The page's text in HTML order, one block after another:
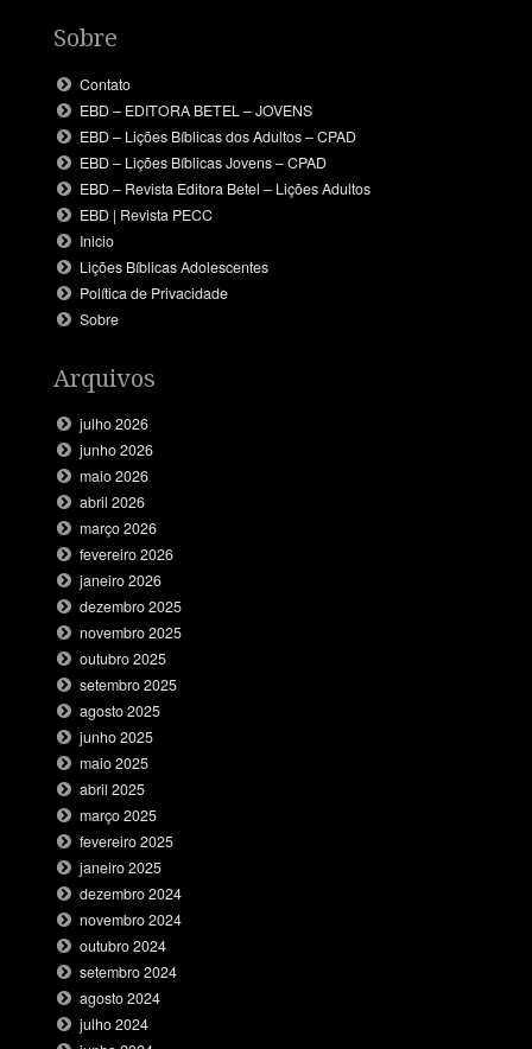
Sobre
Contato
EBD – EDITORA BETEL – JOVENS
EBD – Lições Bíblicas dos Adultos – CPAD
EBD – Lições Bíblicas Jovens – CPAD
EBD – Revista Editora Betel – Lições Adultos
EBD | Revista PECC
Inicio
Lições Bíblicas Adolescentes
Política de Privacidade
Sobre
Arquivos
julho 2026
junho 2026
maio 2026
abril 2026
março 2026
fevereiro 2026
janeiro 2026
dezembro 2025
novembro 2025
outubro 2025
setembro 2025
agosto 2025
junho 2025
maio 2025
abril 2025
março 2025
fevereiro 2025
janeiro 2025
dezembro 2024
novembro 2024
outubro 2024
setembro 2024
agosto 2024
julho 2024